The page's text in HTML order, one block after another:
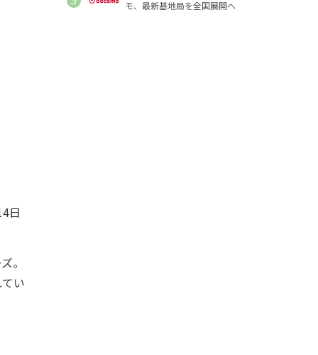
日
。
い
モ、最新基地局を全国展開へ